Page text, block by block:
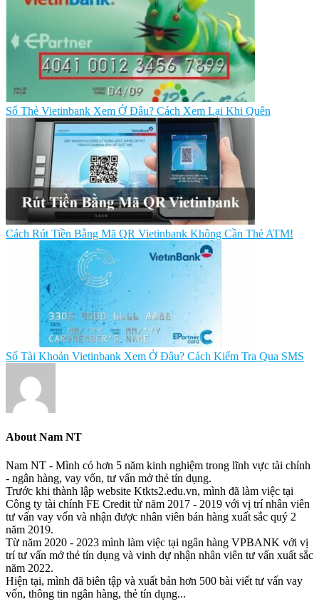
Số Thẻ Vietinbank Xem Ở Đâu? Cách Xem Lại Khi Quên
Cách Rút Tiền Bằng Mã QR Vietinbank Không Cần Thẻ ATM!
Số Tài Khoản Vietinbank Xem Ở Đâu? Cách Kiểm Tra Qua SMS
About Nam NT
Nam NT - Mình có hơn 5 năm kinh nghiệm trong lĩnh vực tài chính
- ngân hàng, vay vốn, tư vấn mở thẻ tín dụng.
Trước khi thành lập website Ktkts2.edu.vn, mình đã làm việc tại
Công ty tài chính FE Credit từ năm 2017 - 2019 với vị trí nhân viên
tư vấn vay vốn và nhận được nhân viên bán hàng xuất sắc quý 2
năm 2019.
Từ năm 2020 - 2023 mình làm việc tại ngân hàng VPBANK với vị
trí tư vấn mở thẻ tín dụng và vinh dự nhận nhân viên tư vấn xuất sắc
năm 2022.
Hiện tại, mình đã biên tập và xuất bản hơn 500 bài viết tư vấn vay
vốn, thông tin ngân hàng, thẻ tín dụng...